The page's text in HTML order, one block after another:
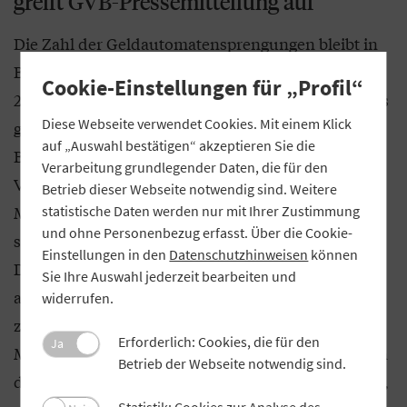
Die Zahl der Geldautomatensprengungen bleibt in
Bayern hoch, mit 17 Vorfällen im ersten Halbjahr
2024 im Vergleich zu 21 im gesamten Jahr 2023. Das
geht aus einem neuen Lagebericht des
Bundeskriminalamts hervor. Dessen
Veröffentlichung nahm GVB-Präsident Stefan
Müller zum Anlass, um in einerPressemitteilung
seine Besorgnis über diese Entwicklung zu äußern.
Der „Münchner Merkur“ griff die Pressemitteilung
auf. Die Banken würden umfassende Maßnahmen
zum Schutz ihrer Geldautomaten ergreifen, wird
Müller in dem Beitrag wiedergegeben. Dazu zählten
die Ausstattung der Automaten mit Färbesystemen,
Cookie-Einstellungen für „Profil“
Diese Webseite verwendet Cookies. Mit einem Klick
auf „Auswahl bestätigen“ akzeptieren Sie die
Verarbeitung grundlegender Daten, die für den
Betrieb dieser Webseite notwendig sind. Weitere
statistische Daten werden nur mit Ihrer Zustimmung
und ohne Personenbezug erfasst. Über die Cookie-
Einstellungen in den Datenschutzhinweisen können
Sie Ihre Auswahl jederzeit bearbeiten und
widerrufen.
Ja
Erforderlich: Cookies, die für den
Betrieb der Webseite notwendig sind.